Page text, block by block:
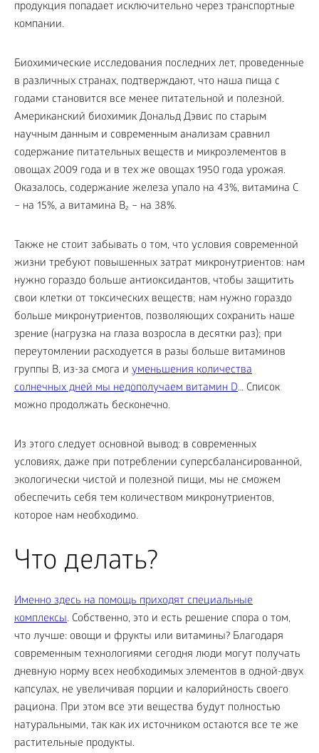
продукция попадает исключительно через транспортные
компании.
Биохимические исследования последних лет, проведенные
в различных странах, подтверждают, что наша пища с
годами становится все менее питательной и полезной.
Американский биохимик Дональд Дэвис по старым
научным данным и современным анализам сравнил
содержание питательных веществ и микроэлементов в
овощах 2009 года и в тех же овощах 1950 года урожая.
Оказалось, содержание железа упало на 43%, витамина С
– на 15%, а витамина В₂ – на 38%.
Также не стоит забывать о том, что условия современной
жизни требуют повышенных затрат микронутриентов: нам
нужно гораздо больше антиоксидантов, чтобы защитить
свои клетки от токсических веществ; нам нужно гораздо
больше микронутриентов, позволяющих сохранить наше
зрение (нагрузка на глаза возросла в десятки раз); при
переутомлении расходуется в разы больше витаминов
группы В, из-за смога и уменьшения количества
солнечных дней мы недополучаем витамин D… Список
можно продолжать бесконечно.
Из этого следует основной вывод: в современных
условиях, даже при потреблении суперсбалансированной,
экологически чистой и полезной пищи, мы не сможем
обеспечить себя тем количеством микронутриентов,
которое нам необходимо.
Что делать?
Именно здесь на помощь приходят специальные
комплексы. Собственно, это и есть решение спора о том,
что лучше: овощи и фрукты или витамины? Благодаря
современным технологиями сегодня люди могут получать
дневную норму всех необходимых элементов в одной-двух
капсулах, не увеличивая порции и калорийность своего
рациона. При этом все эти вещества будут полностью
натуральными, так как их источником остаются все те же
растительные продукты.